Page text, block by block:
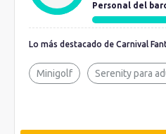
Personal del
Lo más destacado de Carnival
Minigolf Serenity para